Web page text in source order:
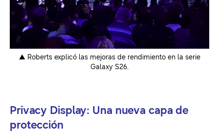
▲ Roberts explicó las mejoras de rendimiento en la serie
Galaxy S26.
Privacy Display: Una nueva capa de
protección